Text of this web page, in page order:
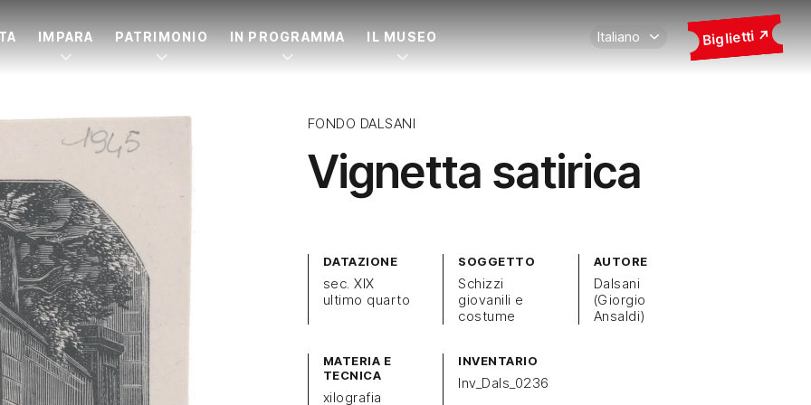
IMPARA PATRIMONIO IN PROGRAMMA IL MUSEO Biglietti
FONDO DALSANI
Vignetta satirica
DATAZIONE
sec. XIX
ultimo quarto
SOGGETTO
Schizzi
giovanili e
costume
AUTORE
Dalsani
(Giorgio
Ansaldi)
MATERIA E
TECNICA
xilografia
INVENTARIO
Inv_Dals_0236